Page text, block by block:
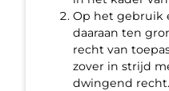
Op het gebruik
daaraan ten
recht van
zover in strijd
dwingend recht.